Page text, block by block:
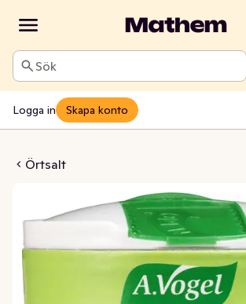
Sök
Logga in Skapa konto
Örtsalt
EKO Bioforce